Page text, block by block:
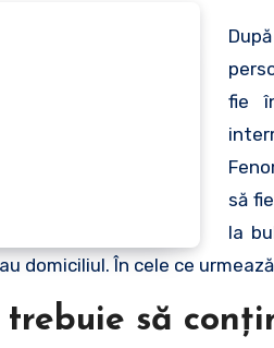
fie
să
la
domiciliul. În cele ce
trebuie să